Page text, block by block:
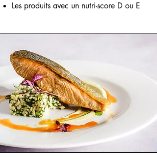
Les produits avec un nutri-score D ou E